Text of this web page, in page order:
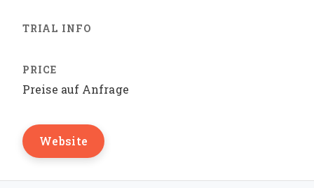
Preise auf Anfrage
Website